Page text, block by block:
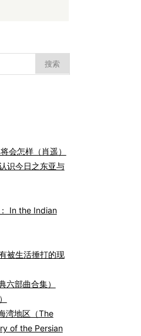
会怎样（肖遥）
识今日之东亚与
In the Indian
被生活捶打的现
六部曲合集）
湾地区（The
of the Persian